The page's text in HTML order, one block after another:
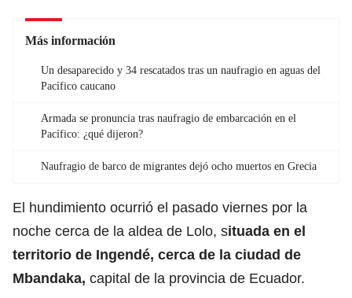
Más información
Un desaparecido y 34 rescatados tras un naufragio en aguas del
Pacífico caucano
Armada se pronuncia tras naufragio de embarcación en el
Pacífico: ¿qué dijeron?
Naufragio de barco de migrantes dejó ocho muertos en Grecia
El hundimiento ocurrió el pasado viernes por la
noche cerca de la aldea de Lolo, situada en el
territorio de Ingendé, cerca de la ciudad de
Mbandaka, capital de la provincia de Ecuador.